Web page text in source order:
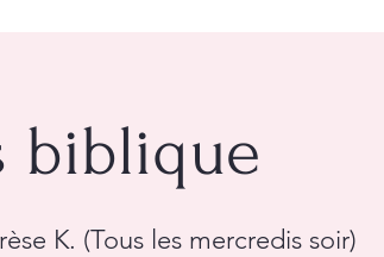
biblique
K. (Tous les mercredis soir)